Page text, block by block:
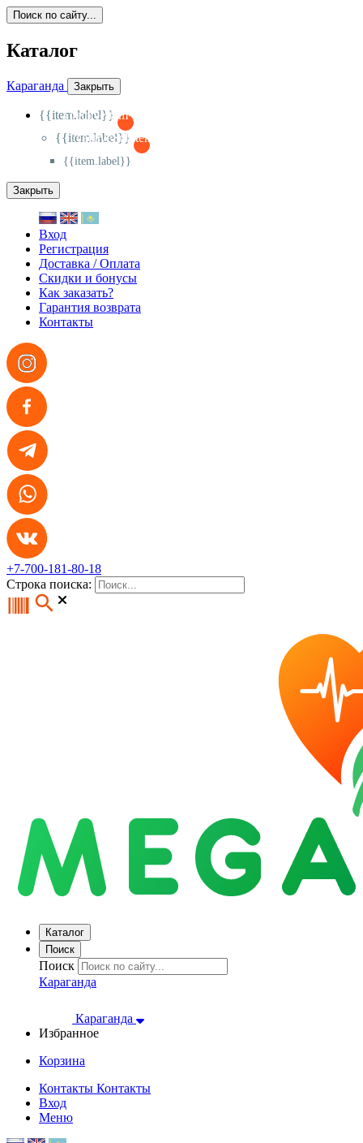
Поиск по сайту...
Каталог
Караганда Закрыть
{{item.label}}
{{activeItem==item.id?'-
{{item.label}}
{{activeSubitem==item.id?'-
{{item.label}}
Закрыть
Вход
Регистрация
Доставка / Оплата
Скидки и бонусы
Как заказать?
Гарантия возврата
Контакты
+7-700-181-80-18
Строка поиска:
Каталог
Поиск
Поиск
Караганда
Караганда
Избранное
Корзина
Контакты Контакты
Вход
Меню